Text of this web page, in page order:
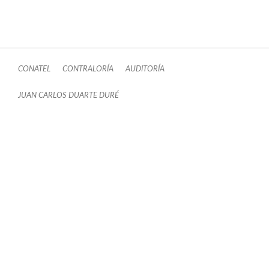
CONATEL CONTRALORÍA AUDITORÍA
JUAN CARLOS DUARTE DURÉ